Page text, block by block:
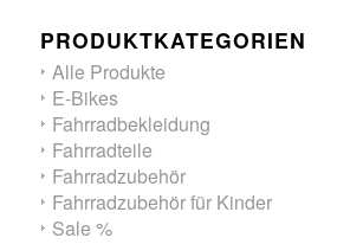
PRODUKTKATEGORIEN
Alle Produkte
E-Bikes
Fahrradbekleidung
Fahrradteile
Fahrradzubehör
Fahrradzubehör für Kinder
Sale %